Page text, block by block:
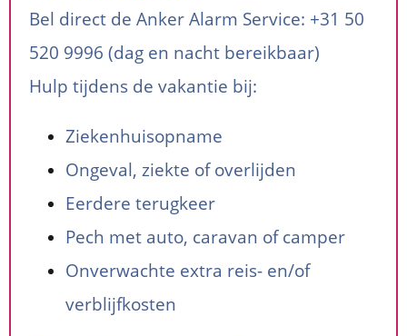
Bel direct de Anker Alarm Service: +31 50
520 9996 (dag en nacht bereikbaar)
Hulp tijdens de vakantie bij:
Ziekenhuisopname
Ongeval, ziekte of overlijden
Eerdere terugkeer
Pech met auto, caravan of camper
Onverwachte extra reis- en/of
verblijfkosten